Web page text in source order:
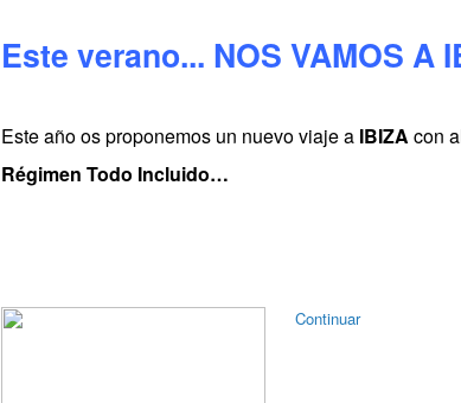
Este verano... NOS VAMOS A
Este año os proponemos un nuevo viaje a IBIZA con
Régimen Todo Incluido…
Continuar